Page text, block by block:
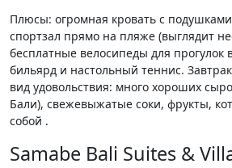
Плюсы: огромная кровать с
спортзал прямо на пляже (выглядит
бесплатные велосипеды для прогулок
бильярд и настольный теннис.
вид удовольствия: много хороших
Бали), свежевыжатые соки, фрукты,
собой .
Samabe Bali Suites &